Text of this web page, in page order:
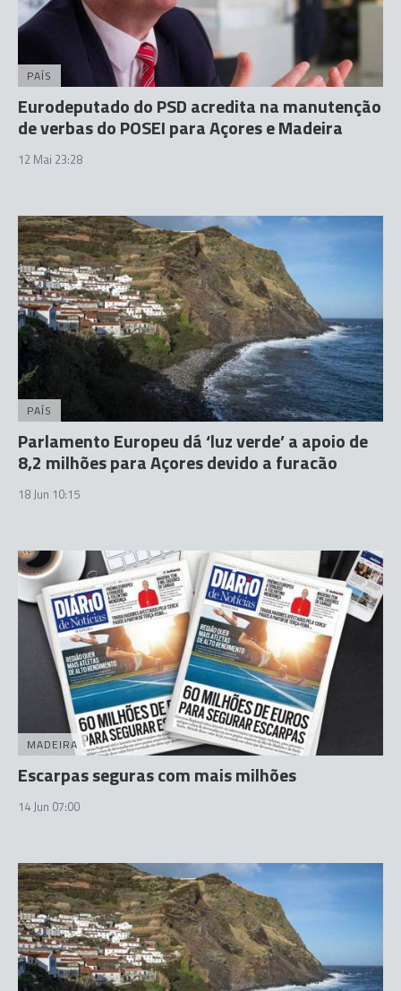
PAÍS
Eurodeputado do PSD acredita na manutenção
de verbas do POSEI para Açores e Madeira
12 Mai 23:28
PAÍS
Parlamento Europeu dá ‘luz verde’ a apoio de
8,2 milhões para Açores devido a furacão
18 Jun 10:15
MADEIRA
Escarpas seguras com mais milhões
14 Jun 07:00